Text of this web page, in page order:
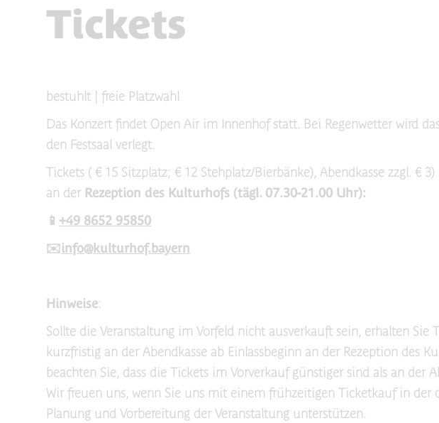
Tickets
bestuhlt | freie Platzwahl
Das Konzert findet Open Air im Innenhof statt. Bei Regenwetter wird
den Festsaal verlegt.
Tickets ( € 15 Sitzplatz; € 12 Stehplatz/Bierbänke), Abendkasse zzgl. €
an der Rezeption des Kulturhofs (tägl. 07.30-21.00 Uhr):
📱 +49 8652 95850
✉️info@kulturhof.bayern
Hinweise:
Sollte die Veranstaltung im Vorfeld nicht ausverkauft sein, erhalten Sie
kurzfristig an der Abendkasse ab Einlassbeginn an der Rezeption des
beachten Sie, dass die Tickets im Vorverkauf günstiger sind als an der
Wir freuen uns, wenn Sie uns mit einem frühzeitigen Ticketkauf in der
Planung und Vorbereitung der Veranstaltung unterstützen.